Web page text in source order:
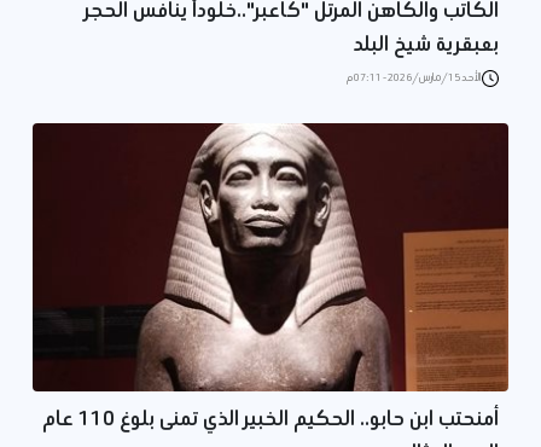
الكاتب والكاهن المرتل "كاعبر"..خلوداً ينافس الحجر
بعبقرية شيخ البلد
الأحد 15/مارس/2026 - 07:11 م
أمنحتب ابن حابو.. الحكيم الخبير الذي تمنى بلوغ 110 عام